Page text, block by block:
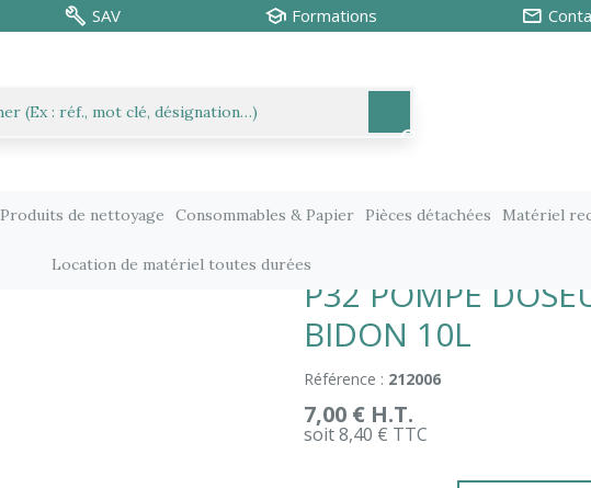
SAV Formations
Produits de nettoyage Consommables & Papier Pièces détachées Matériel
Location de matériel toutes durées
P32 POMPE
BIDON 10L
Référence : 212006
7,00 € H.T.
soit 8,40 € TTC